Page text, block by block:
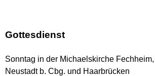
Gottesdienst
Sonntag in der Michaelskirche
Neustadt b. Cbg. und Haarbrücken